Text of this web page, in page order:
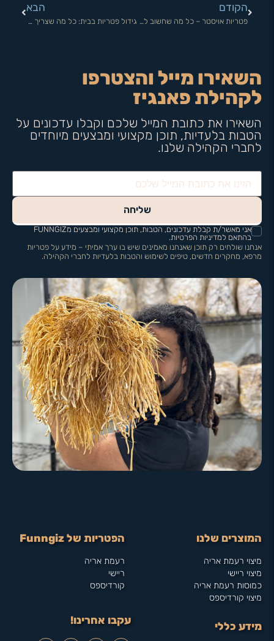
הקודם
פטריות אויסטר – כל מה שחשוב לדעת!
הבא
גידול פטריות בבית: כל מה שצריך לדעת!
השאירו מייל והצטרפו
לקהילת פאנגיז
השאירו את כתובת המייל שלכם וקבלו עדכונים על
הטבות בלעדיות, תוכן מקצועי ומבצעים מיוחדים
לחברי הקהילה שלנו.
שליחה
אני מאשר/ת קבלת עדכונים, הטבות, תוכן מקצועי ומבצעים מFUNNGIZ
בהתאם למדיניות הפרטיות.
אנחנו שולחים רק תוכן שאנחנו מאמינים שיש בו ערך אמיתי – מידע על פטריות
מרפא, מחקרים חדשים, טיפים לשימוש והטבות בלעדיות לחברי הקהילה.
המוצרים שלנו
מיצוי רעמת אריה
מיצוי ריישי
כמוסות רעמת אריה
מיצוי קורדיספס
הפטריות של Funngiz
רעמת אריה
ריישי
קורדיספס
מידע כללי עקבו אחרינו!